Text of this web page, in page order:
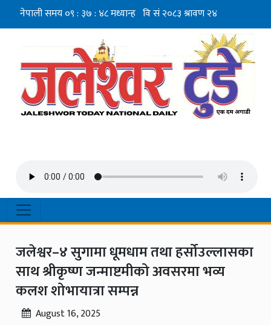
जलेश्वर–४ सुगामा धूमधाम तथा हर्सोउल्लासका
साथ श्रीकृष्ण जन्माष्टमीको अवसरमा भव्य
कलश शोभायात्रा सम्पन्न
August 16, 2025